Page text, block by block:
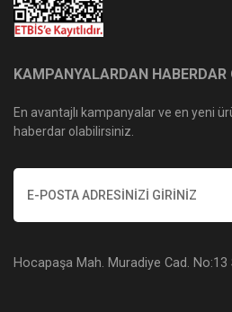
KAMPANYALARDAN HABERDAR
En avantajlı kampanyalar ve en yeni
haberdar olabilirsiniz.
Hocapaşa Mah. Muradiye Cad.